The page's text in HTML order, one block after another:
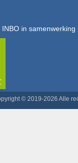
in
© 2019-2026 Alle